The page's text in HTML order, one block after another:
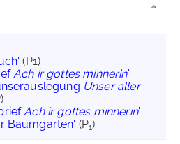
(P1)
Ach ir gottes minnerin'
Unser aller
Ach ir gottes minnerin'
Baumgarten' (P1)